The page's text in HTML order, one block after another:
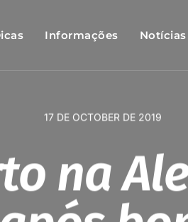
Informações Notícias
17 DE OCTOBER DE 2019
na